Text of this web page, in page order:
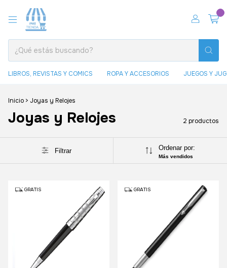
LIBROS, REVISTAS Y COMICS ROPA Y ACCESORIOS JUEGOS Y
Inicio > Joyas y Relojes
Joyas y Relojes 2 productos
Filtrar Ordenar por:
Más vendidos
GRATIS GRATIS